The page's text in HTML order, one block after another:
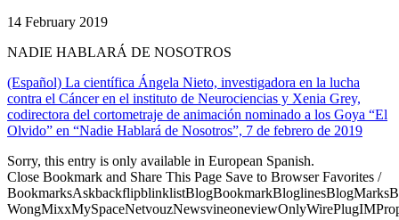
14 February 2019
NADIE HABLARÁ DE NOSOTROS
(Español) La científica Ángela Nieto, investigadora en la lucha
contra el Cáncer en el instituto de Neurociencias y Xenia Grey,
codirectora del cortometraje de animación nominado a los Goya “El
Olvido” en “Nadie Hablará de Nosotros”, 7 de febrero de 2019
Sorry, this entry is only available in European Spanish.
Close Bookmark and Share This Page Save to Browser Favorites /